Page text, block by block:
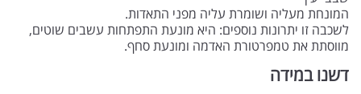
המונחת מעליה ושומרת עליה מפני התאדות.
לשכבה זו יתרונות נוספים: היא מונעת התפתחות עשבים שוטים,
מווסתת את טמפרטורת האדמה ומונעת סחף.
דשנו במידה